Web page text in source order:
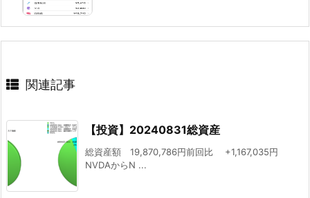
関連記事
【投資】20240831総資産
総資産額 19,870,786円前回比 +1,167,035円
NVDAからN ...